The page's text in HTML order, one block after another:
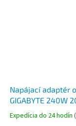
Napájací adaptér
GIGABYTE 240W
Expedícia do 24 hodín